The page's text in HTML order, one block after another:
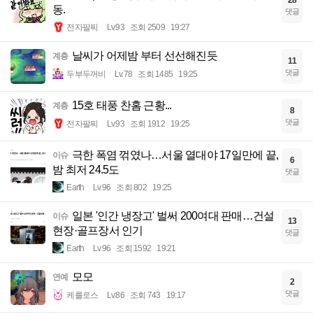
동.
전자팔찌 Lv.93 조회 2509 19:27
댓글
계층 날씨가 어제밤 부터 선선해진듯
두부두꺼비 Lv.78 조회 1485 19:25
11
댓글
계층 15호 태풍 찬홈 근황...
전자팔찌 Lv.93 조회 1912 19:25
8
댓글
이슈 극한 폭염 꺾였나…서울 열대야 17일만에 끝,
밤 최저 24.5도
Earth Lv.96 조회 802 19:25
6
댓글
이슈 일본 '인간 냉장고' 벌써 200여대 판매…건설
현장·골프장서 인기
Earth Lv.96 조회 1592 19:21
13
댓글
연예 모모
케를로스 Lv.86 조회 743 19:17
2
댓글